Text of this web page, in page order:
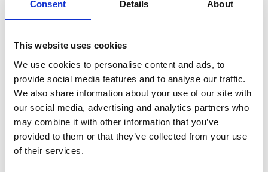
Consent Details About
This website uses cookies
We use cookies to personalise content and ads, to
provide social media features and to analyse our traffic.
We also share information about your use of our site with
our social media, advertising and analytics partners who
may combine it with other information that you’ve
provided to them or that they’ve collected from your use
of their services.
Asger Jorn - Skulptur